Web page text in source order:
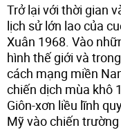
Trở lại với thời gian
lịch sử lớn lao của
Xuân 1968. Vào
hình thế giới và
cách mạng miền
chiến dịch mùa khô
Giôn-xơn liều lĩnh
Mỹ vào chiến